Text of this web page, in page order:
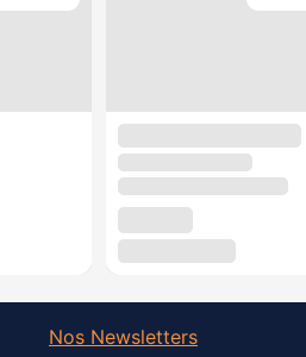
Nos Newsletters